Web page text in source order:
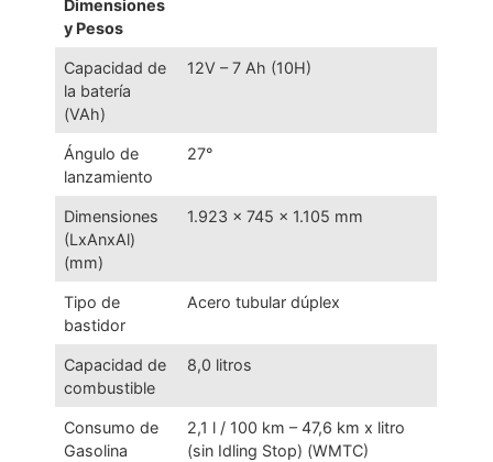
Dimensiones
y Pesos
Capacidad de
la batería
(VAh)
12V – 7 Ah (10H)
Ángulo de
lanzamiento
27°
Dimensiones
(LxAnxAl)
(mm)
1.923 x 745 x 1.105 mm
Tipo de
bastidor
Acero tubular dúplex
Capacidad de
combustible
8,0 litros
Consumo de
Gasolina
2,1 l / 100 km – 47,6 km x litro
(sin Idling Stop) (WMTC)